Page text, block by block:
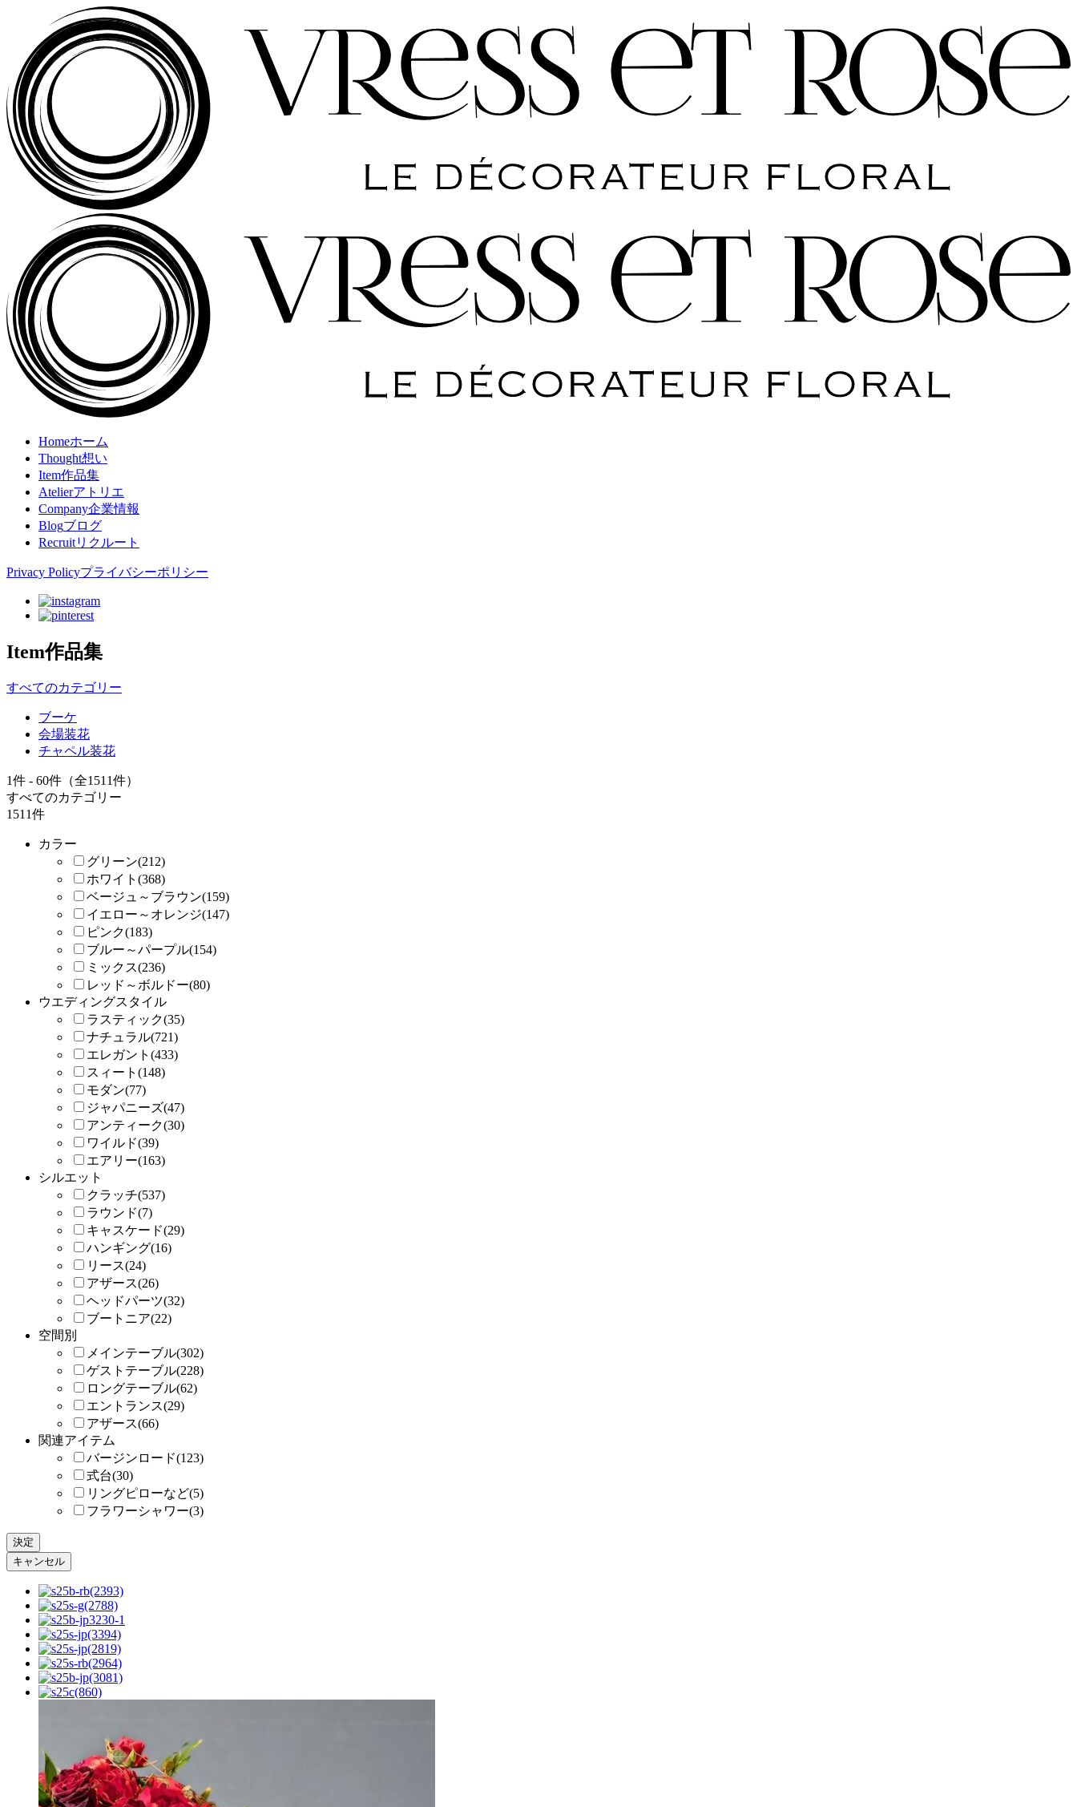
Homeホーム
Thought想い
Item作品集
Atelierアトリエ
Company企業情報
Blogブログ
Recruitリクルート
Privacy Policyプライバシーポリシー
Item作品集
すべてのカテゴリー
ブーケ
会場装花
チャペル装花
1件 - 60件（全1511件）
すべてのカテゴリー
1511件
カラー
グリーン(212)
ホワイト(368)
ベージュ～ブラウン(159)
イエロー～オレンジ(147)
ピンク(183)
ブルー～パープル(154)
ミックス(236)
レッド～ボルドー(80)
ウエディングスタイル
ラスティック(35)
ナチュラル(721)
エレガント(433)
スィート(148)
モダン(77)
ジャパニーズ(47)
アンティーク(30)
ワイルド(39)
エアリー(163)
シルエット
クラッチ(537)
ラウンド(7)
キャスケード(29)
ハンギング(16)
リース(24)
アザース(26)
ヘッドパーツ(32)
ブートニア(22)
空間別
メインテーブル(302)
ゲストテーブル(228)
ロングテーブル(62)
エントランス(29)
アザース(66)
関連アイテム
バージンロード(123)
式台(30)
リングピローなど(5)
フラワーシャワー(3)
決定
キャンセル